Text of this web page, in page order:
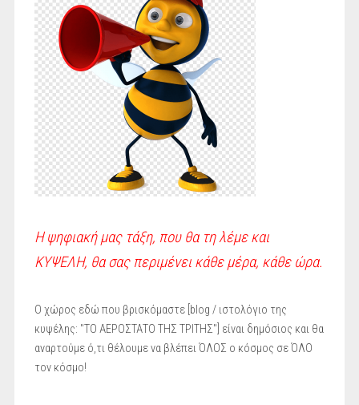
Η ψηφιακή μας τάξη, που θα τη λέμε και
ΚΥΨΕΛΗ, θα σας περιμένει κάθε μέρα, κάθε ώρα.
Ο χώρος εδώ που βρισκόμαστε [blog / ιστολόγιο της
κυψέλης: "ΤΟ ΑΕΡΟΣΤΑΤΟ ΤΗΣ ΤΡΙΤΗΣ"] είναι δημόσιος και θα
αναρτούμε ό,τι θέλουμε να βλέπει ΌΛΟΣ ο κόσμος σε ΌΛΟ
τον κόσμο!